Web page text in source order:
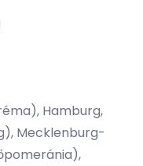
Hamburg,
Mecklenburg-